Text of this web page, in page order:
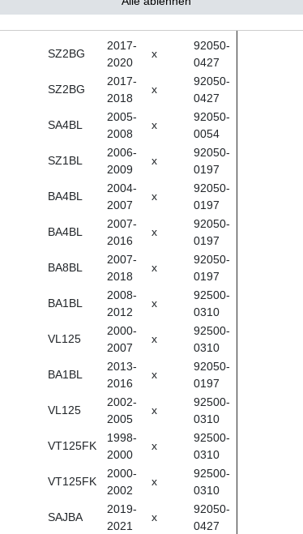
SABBG x
SZ2BG
2017-
2020
x
92050-
0427
SZ2BG
2017-
2018
x
92050-
0427
SA4BL
2005-
2008
x
92050-
0054
SZ1BL
2006-
2009
x
92050-
0197
BA4BL
2004-
2007
x
92050-
0197
BA4BL
2007-
2016
x
92050-
0197
BA8BL
2007-
2018
x
92050-
0197
BA1BL
2008-
2012
x
92500-
0310
VL125
2000-
2007
x
92500-
0310
BA1BL
2013-
2016
x
92050-
0197
VL125
2002-
2005
x
92500-
0310
VT125FK
1998-
2000
x
92500-
0310
VT125FK
2000-
2002
x
92500-
0310
SAJBA
2019-
2021
x
92050-
0427